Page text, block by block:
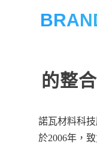
的整
諾瓦材料科
於2006年，